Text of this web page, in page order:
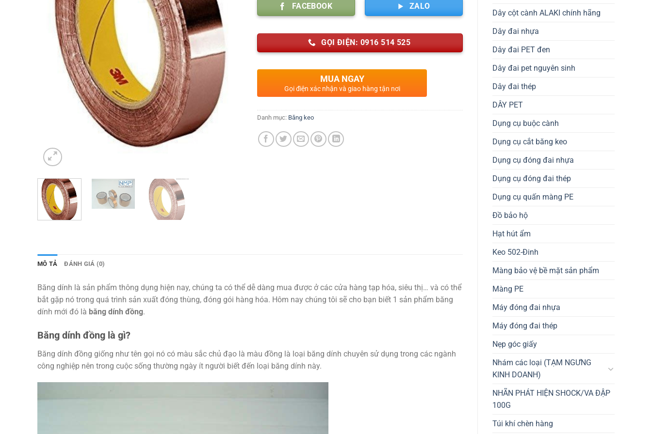
Dây cột cành ALAKI chính hãng
Dây đai nhựa
Dây đai PET đen
Dây đai pet nguyên sinh
Dây đai thép
DÂY PET
Dụng cụ buộc cành
Dụng cụ cắt băng keo
Dụng cụ đóng đai nhựa
Dụng cụ đóng đai thép
Dụng cụ quấn màng PE
Đồ bảo hộ
Hạt hút ẩm
Keo 502-Đinh
Màng bảo vệ bề mặt sản phẩm
Màng PE
Máy đóng đai nhựa
Máy đóng đai thép
Nẹp góc giấy
Nhám các loại (TẠM NGƯNG
KINH DOANH)
NHÃN PHÁT HIỆN SHOCK/VA ĐẬP
100G
Túi khí chèn hàng
FACEBOOK ZALO
GỌI ĐIỆN: 0916 514 525
MUA NGAY
Gọi điện xác nhận và giao hàng tận nơi
Danh mục: Băng keo
MÔ TẢ ĐÁNH GIÁ (0)
Băng dính là sản phẩm thông dụng hiện nay, chúng ta có thể dễ dàng mua được ở các cửa hàng tạp hóa, siêu thị… và có thể
bắt gặp nó trong quá trình sản xuất đóng thùng, đóng gói hàng hóa. Hôm nay chúng tôi sẽ cho bạn biết 1 sản phẩm băng
dính mới đó là băng dính đồng.
Băng dính đồng là gì?
Băng dính đồng giống như tên gọi nó có màu sắc chủ đạo là màu đồng là loại băng dính chuyên sử dụng trong các ngành
công nghiệp nên trong cuộc sống thường ngày ít người biết đến loại băng dính này.